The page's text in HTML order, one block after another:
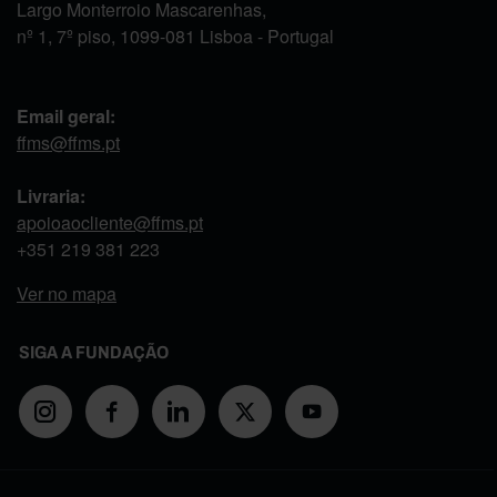
Largo Monterroio Mascarenhas,
nº 1, 7º piso, 1099-081 Lisboa - Portugal
Email geral:
ffms@ffms.pt
Livraria:
apoioaocliente@ffms.pt
+351 219 381 223
Ver no mapa
SIGA A FUNDAÇÃO